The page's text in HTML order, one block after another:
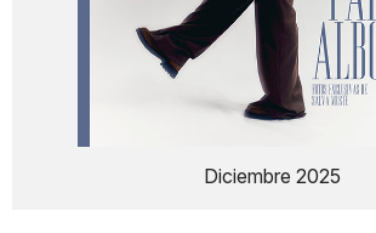
Diciembre 2025